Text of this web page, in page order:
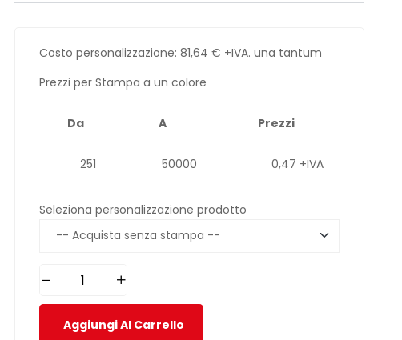
Costo personalizzazione: 81,64 € +IVA. una tantum
Prezzi per Stampa a un colore
Da A Prezzi
251 50000 0,47 +IVA
Seleziona personalizzazione prodotto
Aggiungi Al Carrello